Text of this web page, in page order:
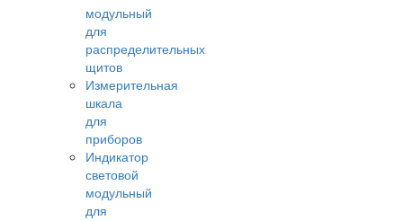
модульный
для
распределительных
щитов
Измерительная
шкала
для
приборов
Индикатор
световой
модульный
для